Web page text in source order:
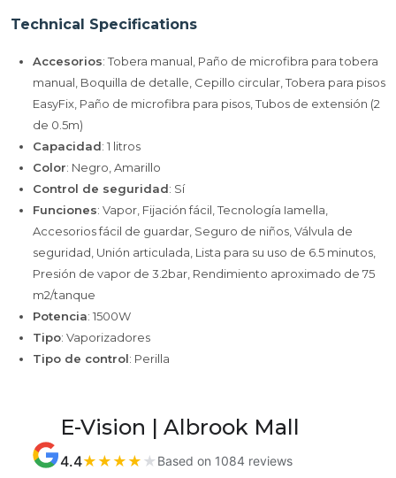
Technical Specifications
Accesorios: Tobera manual, Paño de microfibra para tobera
manual, Boquilla de detalle, Cepillo circular, Tobera para pisos
EasyFix, Paño de microfibra para pisos, Tubos de extensión (2
de 0.5m)
Capacidad: 1 litros
Color: Negro, Amarillo
Control de seguridad: Sí
Funciones: Vapor, Fijación fácil, Tecnología Iamella,
Accesorios fácil de guardar, Seguro de niños, Válvula de
seguridad, Unión articulada, Lista para su uso de 6.5 minutos,
Presión de vapor de 3.2bar, Rendimiento aproximado de 75
m2/tanque
Potencia: 1500W
Tipo: Vaporizadores
Tipo de control: Perilla
E-Vision | Albrook Mall
4.4★ ★ ★ ★ ★ Based on 1084 reviews